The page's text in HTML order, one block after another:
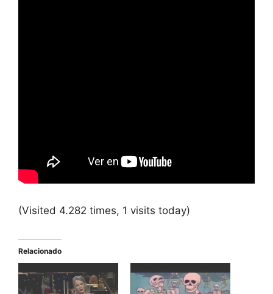
(Visited 4.282 times, 1 visits today)
Relacionado